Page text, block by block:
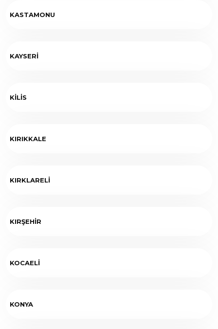
KASTAMONU
KAYSERİ
KİLİS
KIRIKKALE
KIRKLARELİ
KIRŞEHİR
KOCAELİ
KONYA